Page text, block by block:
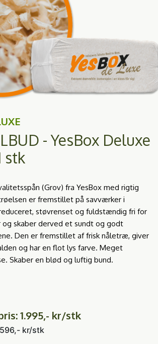
- YesBox Deluxe
stk
(Grov) fra YesBox med rigtig
er fremstillet på savværker i
støvrenset og fuldstændig fri for
skaber derved et sundt og godt
Den er fremstillet af frisk nåletræ, giver
og har en flot lys farve. Meget
Skaber en blød og luftig bund.
1.995,- kr/stk
kr/stk